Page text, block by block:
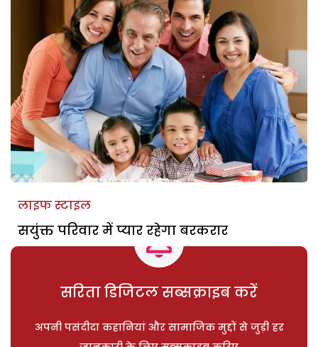
लाइफ स्टाइल
सयुंक्त परिवार में प्यार रहेगा बरकरार
सरिता डिजिटल सब्सक्राइब करें
अपनी पसंदीदा कहानियां और सामाजिक मुद्दों से जुड़ी हर